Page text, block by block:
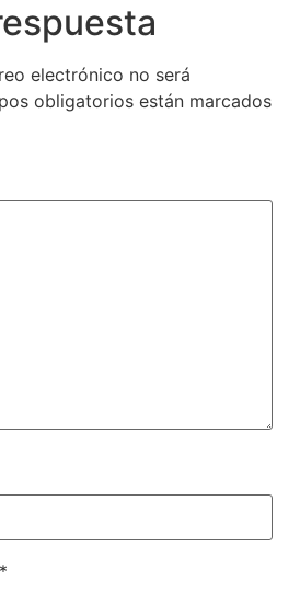
electrónico no será
obligatorios están marcados
*